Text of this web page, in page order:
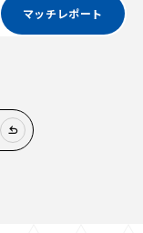
マッチレポート